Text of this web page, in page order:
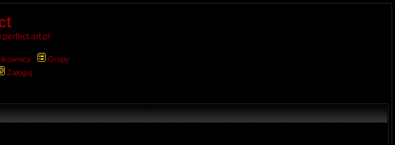
Grupy
Zaloguj